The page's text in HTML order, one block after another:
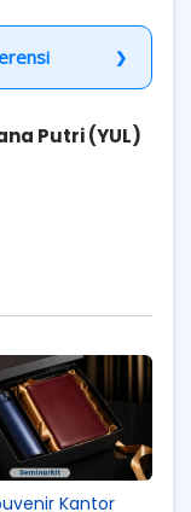
Putri (YUL)
Kantor